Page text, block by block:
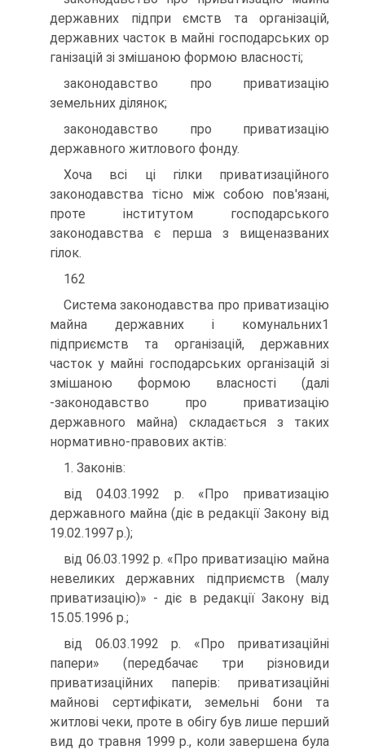
державних підпри ємств та організацій,
державних часток в майні господарських ор
ганізацій зі змішаною формою власності;
законодавство про приватизацію
земельних ділянок;
законодавство про приватизацію
державного житлового фонду.
Хоча всі ці гілки приватизаційного
законодавства тісно між собою пов'язані,
проте інститутом господарського
законодавства є перша з вищеназваних
гілок.
162
Система законодавства про приватизацію
майна державних і комунальних1
підприємств та організацій, державних
часток у майні господарських організацій зі
змішаною формою власності (далі
-законодавство про приватизацію
державного майна) складається з таких
нормативно-правових актів:
1. Законів:
від 04.03.1992 р. «Про приватизацію
державного майна (діє в редакції Закону від
19.02.1997 p.);
від 06.03.1992 р. «Про приватизацію майна
невеликих державних підприємств (малу
приватизацію)» - діє в редакції Закону від
15.05.1996 р.;
від 06.03.1992 р. «Про приватизаційні
папери» (передбачає три різновиди
приватизаційних паперів: приватизаційні
майнові сертифікати, земельні бони та
житлові чеки, проте в обігу був лише перший
вид до травня 1999 p., коли завершена була